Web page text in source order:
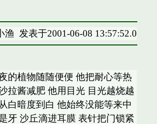
渔 发表于2001-06-08 13:57:52.0
的植物随随便便 他把耐心等热
拉酱减肥 他用目光 目光越烧越
白暗度到白 他始终没能等来中
牙 沙丘滴进耳膜 表针把门锁紧